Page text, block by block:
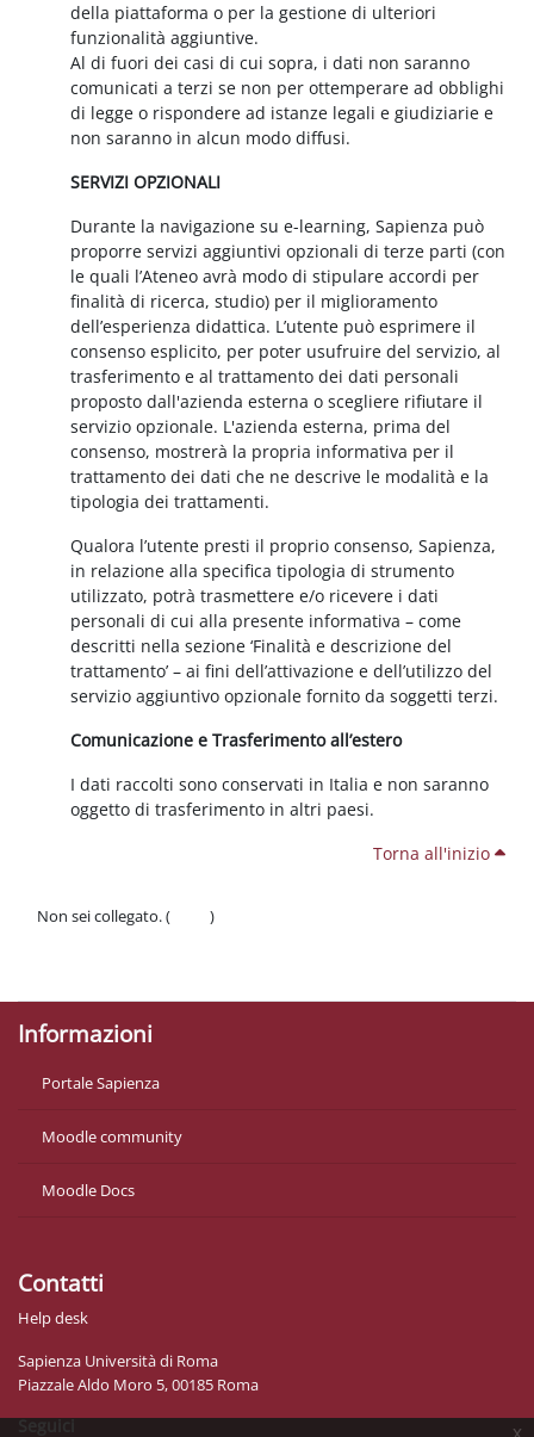
x
della piattaforma o per la gestione di ulteriori
funzionalità aggiuntive.
Al di fuori dei casi di cui sopra, i dati non saranno
comunicati a terzi se non per ottemperare ad obblighi
di legge o rispondere ad istanze legali e giudiziarie e
non saranno in alcun modo diffusi.
SERVIZI OPZIONALI
Durante la navigazione su e-learning, Sapienza può
proporre servizi aggiuntivi opzionali di terze parti (con
le quali l’Ateneo avrà modo di stipulare accordi per
finalità di ricerca, studio) per il miglioramento
dell’esperienza didattica. L’utente può esprimere il
consenso esplicito, per poter usufruire del servizio, al
trasferimento e al trattamento dei dati personali
proposto dall'azienda esterna o scegliere rifiutare il
servizio opzionale. L'azienda esterna, prima del
consenso, mostrerà la propria informativa per il
trattamento dei dati che ne descrive le modalità e la
tipologia dei trattamenti.
Qualora l’utente presti il proprio consenso, Sapienza,
in relazione alla specifica tipologia di strumento
utilizzato, potrà trasmettere e/o ricevere i dati
personali di cui alla presente informativa – come
descritti nella sezione ‘Finalità e descrizione del
trattamento’ – ai fini dell’attivazione e dell’utilizzo del
servizio aggiuntivo opzionale fornito da soggetti terzi.
Comunicazione e Trasferimento all’estero
I dati raccolti sono conservati in Italia e non saranno
oggetto di trasferimento in altri paesi.
Torna all'inizio
Non sei collegato. (
)
Informazioni
Portale Sapienza
Moodle community
Moodle Docs
Contatti
Help desk
Sapienza Università di Roma
Piazzale Aldo Moro 5, 00185 Roma
Seguici